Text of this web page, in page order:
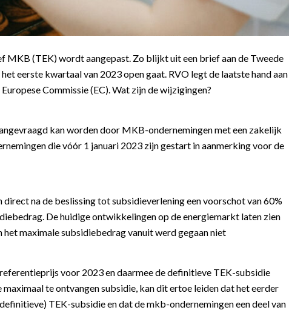
MKB (TEK) wordt aangepast. Zo blijkt uit een brief aan de Tweede
eerste kwartaal van 2023 open gaat. RVO legt de laatste hand aan
Commissie (EC). Wat zijn de wijzigingen?
kan worden door MKB-ondernemingen met een zakelijk
die vóór 1 januari 2023 zijn gestart in aanmerking voor de
na de beslissing tot subsidieverlening een voorschot van 60%
De huidige ontwikkelingen op de energiemarkt laten zien
maximale subsidiebedrag vanuit werd gegaan niet
voor 2023 en daarmee de definitieve TEK-subsidie
te ontvangen subsidie, kan dit ertoe leiden dat het eerder
TEK-subsidie en dat de mkb-ondernemingen een deel van